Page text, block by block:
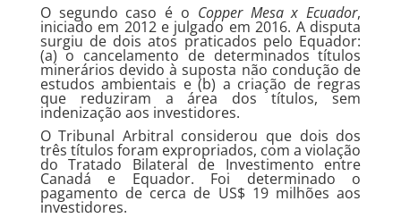
O segundo caso é o Copper Mesa x Ecuador,
iniciado em 2012 e julgado em 2016. A disputa
surgiu de dois atos praticados pelo Equador:
(a) o cancelamento de determinados títulos
minerários devido à suposta não condução de
estudos ambientais e (b) a criação de regras
que reduziram a área dos títulos, sem
indenização aos investidores.
O Tribunal Arbitral considerou que dois dos
três títulos foram expropriados, com a violação
do Tratado Bilateral de Investimento entre
Canadá e Equador. Foi determinado o
pagamento de cerca de US$ 19 milhões aos
investidores.